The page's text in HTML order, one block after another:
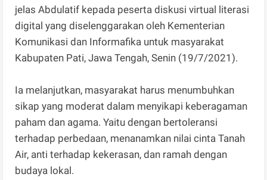
jelas Abdulatif kepada peserta diskusi virtual literasi
digital yang diselenggarakan oleh Kementerian
Komunikasi dan Informafika untuk masyarakat
Kabupaten Pati, Jawa Tengah, Senin (19/7/2021).
Ia melanjutkan, masyarakat harus menumbuhkan
sikap yang moderat dalam menyikapi keberagaman
paham dan agama. Yaitu dengan bertoleransi
terhadap perbedaan, menanamkan nilai cinta Tanah
Air, anti terhadap kekerasan, dan ramah dengan
budaya lokal.